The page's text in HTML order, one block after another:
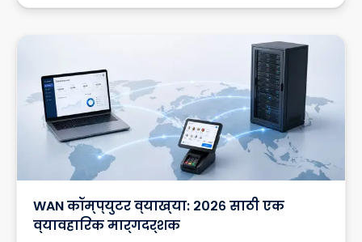
WAN कॉम्प्युटर व्याख्या: २०२६ साठी एक
व्यावहारिक मार्गदर्शक